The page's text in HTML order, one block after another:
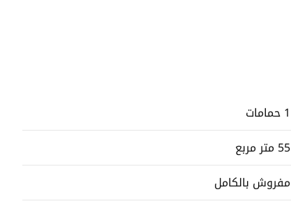
1 حمامات
55 متر مربع
مفروش بالكامل